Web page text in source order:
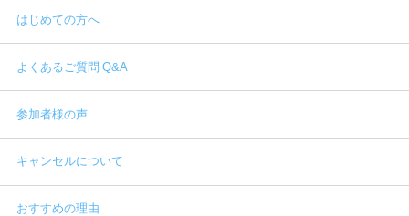
はじめての方へ
よくあるご質問 Q&A
参加者様の声
キャンセルについて
おすすめの理由